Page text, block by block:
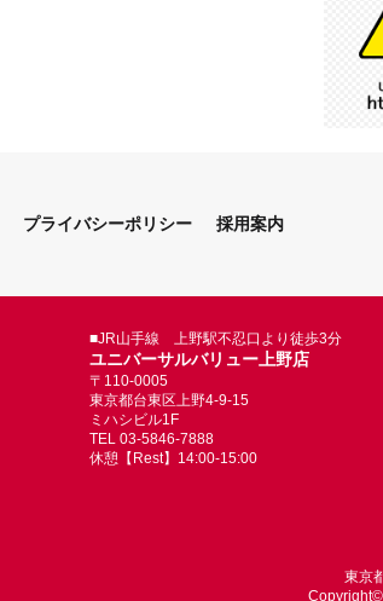
プライバシーポリシー 採用案内
■JR山手線 上野駅不忍口より徒歩3分
ユニバーサルバリュー上野店
〒110-0005
東京都台東区上野4-9-15
ミハシビル1F
TEL 03-5846-7888
休憩【Rest】14:00-15:00
東京
Copyright©